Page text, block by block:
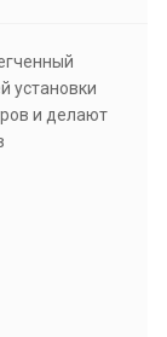
установки
и делают